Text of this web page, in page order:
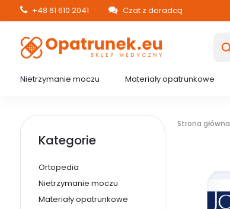
+48 61 610 2041 Czat z doradcą
Nietrzymanie moczu Materiały opatrunkowe
Strona główna
Kategorie
Ortopedia
Nietrzymanie moczu
Materiały opatrunkowe